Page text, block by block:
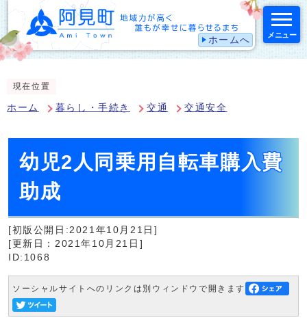
ホームへ メニュー
現在位置
ホーム 暮らし・手続き 交通 交通安全
幼児2人同乗用自転車購入費
助成
[初版公開日:2021年10月21日]
[更新日：2021年10月21日]
ID:1068
ソーシャルサイトへのリンクは別ウィンドウで開きます